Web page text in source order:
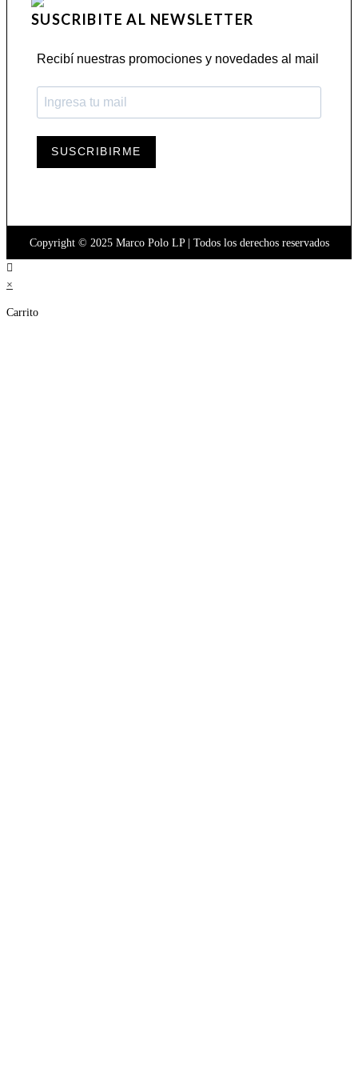
SUSCRIBITE AL NEWSLETTER
Recibí nuestras promociones y novedades al mail
SUSCRIBIRME
Copyright © 2025 Marco Polo LP | Todos los derechos reservados
×
Carrito